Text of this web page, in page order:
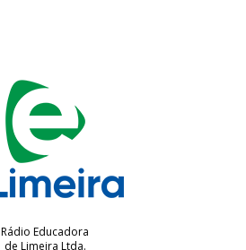
Rádio Educadora
de Limeira Ltda.